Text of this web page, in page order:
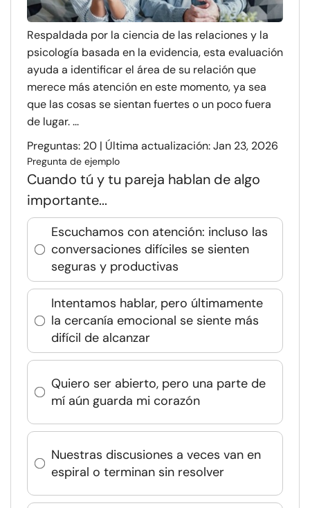
Respaldada por la ciencia de las relaciones y la
psicología basada en la evidencia, esta evaluación
ayuda a identificar el área de su relación que
merece más atención en este momento, ya sea
que las cosas se sientan fuertes o un poco fuera
de lugar. ...
Preguntas: 20 | Última actualización: Jan 23, 2026
Pregunta de ejemplo
Cuando tú y tu pareja hablan de algo
importante...
Escuchamos con atención: incluso las
conversaciones difíciles se sienten
seguras y productivas
Intentamos hablar, pero últimamente
la cercanía emocional se siente más
difícil de alcanzar
Quiero ser abierto, pero una parte de
mí aún guarda mi corazón
Nuestras discusiones a veces van en
espiral o terminan sin resolver